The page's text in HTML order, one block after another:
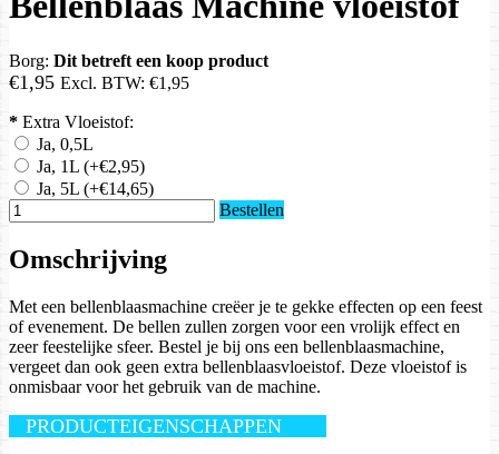
Borg: Dit betreft een koop product
€1,95 Excl. BTW: €1,95
* Extra Vloeistof:
Ja, 0,5L
Ja, 1L (+€2,95)
Ja, 5L (+€14,65)
Bestellen
Omschrijving
Met een bellenblaasmachine creëer je te gekke effecten op een feest
of evenement. De bellen zullen zorgen voor een vrolijk effect en
zeer feestelijke sfeer. Bestel je bij ons een bellenblaasmachine,
vergeet dan ook geen extra bellenblaasvloeistof. Deze vloeistof is
onmisbaar voor het gebruik van de machine.
PRODUCTEIGENSCHAPPEN